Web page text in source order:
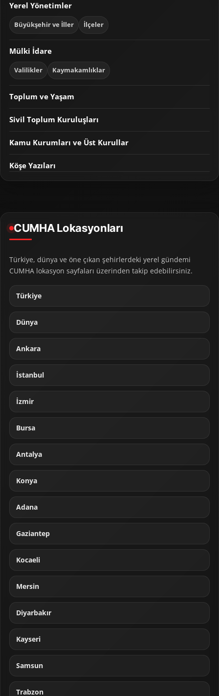
Yerel Yönetimler
Büyükşehir ve İller İlçeler
Mülki İdare
Valilikler Kaymakamlıklar
Toplum ve Yaşam
Sivil Toplum Kuruluşları
Kamu Kurumları ve Üst Kurullar
Köşe Yazıları
CUMHA Lokasyonları
Türkiye, dünya ve öne çıkan şehirlerdeki yerel gündemi
CUMHA lokasyon sayfaları üzerinden takip edebilirsiniz.
Türkiye
Dünya
Ankara
İstanbul
İzmir
Bursa
Antalya
Konya
Adana
Gaziantep
Kocaeli
Mersin
Diyarbakır
Kayseri
Samsun
Trabzon